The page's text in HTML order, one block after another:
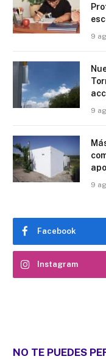
9
9
9
Facebook
Instagram
NO TE PUEDES